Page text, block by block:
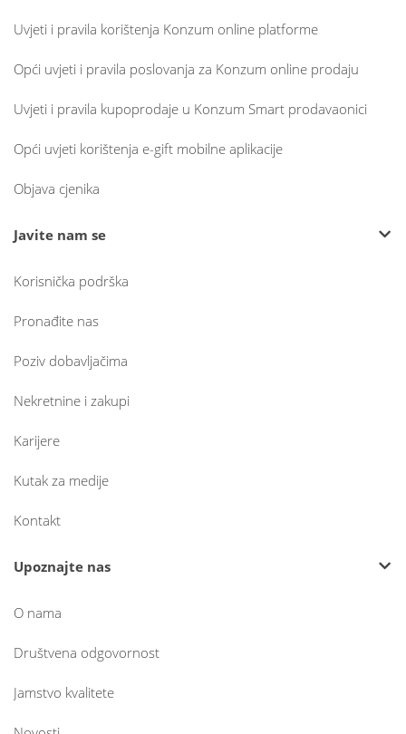
Uvjeti i pravila korištenja Konzum online platforme
Opći uvjeti i pravila poslovanja za Konzum online prodaju
Uvjeti i pravila kupoprodaje u Konzum Smart prodavaonici
Opći uvjeti korištenja e-gift mobilne aplikacije
Objava cjenika
Javite nam se
Korisnička podrška
Pronađite nas
Poziv dobavljačima
Nekretnine i zakupi
Karijere
Kutak za medije
Kontakt
Upoznajte nas
O nama
Društvena odgovornost
Jamstvo kvalitete